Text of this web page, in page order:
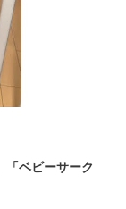
「ベビーサーク